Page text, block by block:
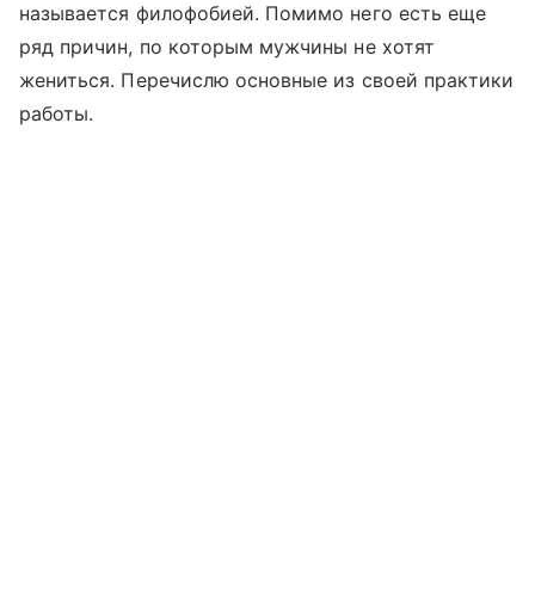
называется филофобией. Помимо него есть еще
ряд причин, по которым мужчины не хотят
жениться. Перечислю основные из своей практики
работы.